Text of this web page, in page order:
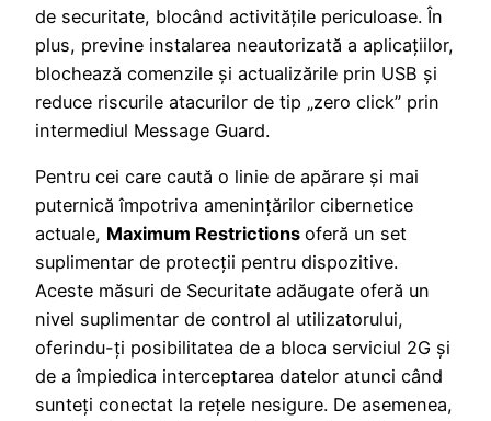
de securitate, blocând activitățile periculoase. În
plus, previne instalarea neautorizată a aplicațiilor,
blochează comenzile și actualizările prin USB și
reduce riscurile atacurilor de tip „zero click” prin
intermediul Message Guard.
Pentru cei care caută o linie de apărare și mai
puternică împotriva amenințărilor cibernetice
actuale, Maximum Restrictions oferă un set
suplimentar de protecții pentru dispozitive.
Aceste măsuri de Securitate adăugate oferă un
nivel suplimentar de control al utilizatorului,
oferindu-ți posibilitatea de a bloca serviciul 2G și
de a împiedica interceptarea datelor atunci când
sunteți conectat la rețele nesigure. De asemenea,